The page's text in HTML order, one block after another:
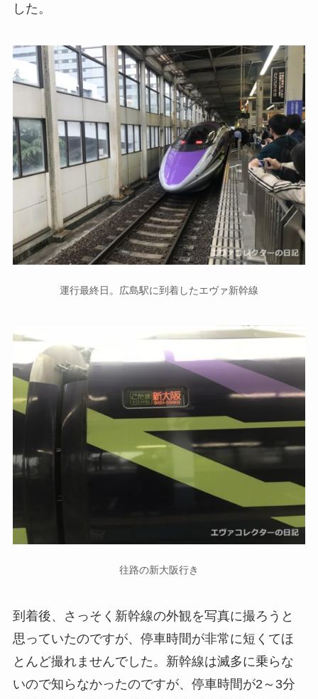
した。
運行最終日。広島駅に到着したエヴァ新幹線
往路の新大阪行き
到着後、さっそく新幹線の外観を写真に撮ろうと
思っていたのですが、停車時間が非常に短くてほ
とんど撮れませんでした。新幹線は滅多に乗らな
いので知らなかったのですが、停車時間が2～3分